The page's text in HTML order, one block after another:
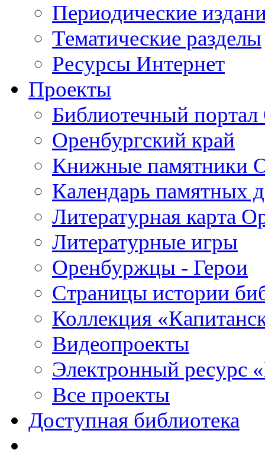
Периодические
Тематические разделы
Ресурсы Интернет
Проекты
Библиотечный портал
Оренбургский край
Книжные памятники
Календарь памятных
Литературная карта
Литературные игры
Оренбуржцы - Герои
Страницы истории
Коллекция
Видеопроекты
Электронный ресурс
Все проекты
Доступная библиотека